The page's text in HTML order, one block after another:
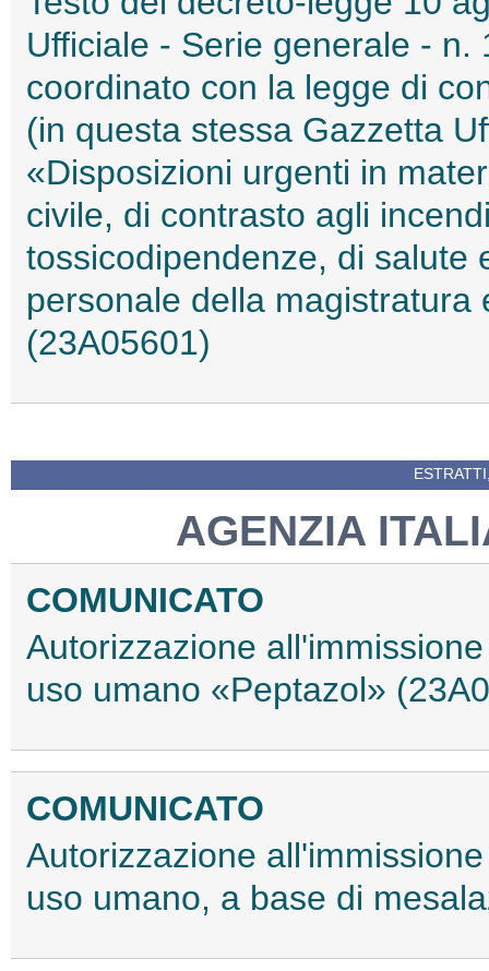
Ufficiale - Serie generale -
coordinato con la legge di
(in questa stessa Gazzetta
«Disposizioni urgenti in
civile, di contrasto agli
tossicodipendenze, di salute
personale della
(23A05601)
AGENZIA
COMUNICATO
Autorizzazione
uso umano «Peptazol»
COMUNICATO
Autorizzazione
uso umano, a base di